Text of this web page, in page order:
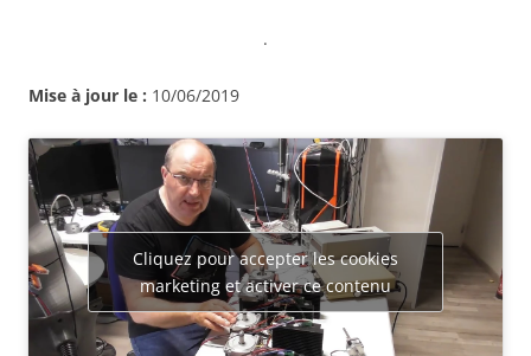
.
Mise à jour le : 10/06/2019
Cliquez pour accepter les cookies
marketing et activer ce contenu